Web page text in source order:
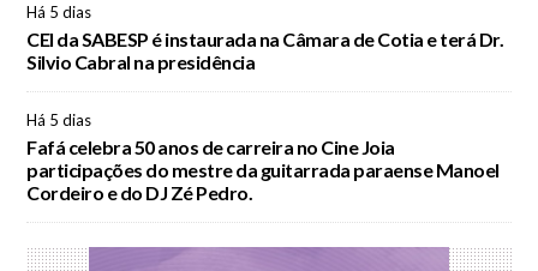
Há 5 dias
CEI da SABESP é instaurada na Câmara de Cotia e terá Dr.
Silvio Cabral na presidência
Há 5 dias
Fafá celebra 50 anos de carreira no Cine Joia
participações do mestre da guitarrada paraense Manoel
Cordeiro e do DJ Zé Pedro.